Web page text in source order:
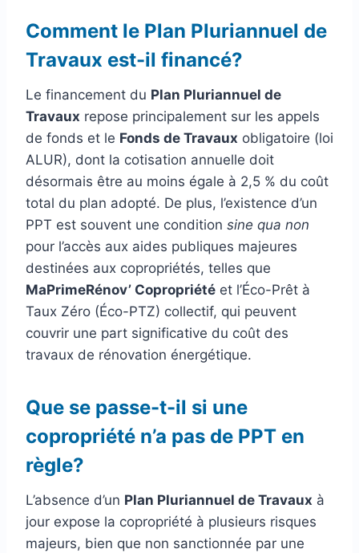
Comment le Plan Pluriannuel de
Travaux est-il financé?
Le financement du Plan Pluriannuel de
Travaux repose principalement sur les appels
de fonds et le Fonds de Travaux obligatoire (loi
ALUR), dont la cotisation annuelle doit
désormais être au moins égale à 2,5 % du coût
total du plan adopté. De plus, l’existence d’un
PPT est souvent une condition sine qua non
pour l’accès aux aides publiques majeures
destinées aux copropriétés, telles que
MaPrimeRénov’ Copropriété et l’Éco-Prêt à
Taux Zéro (Éco-PTZ) collectif, qui peuvent
couvrir une part significative du coût des
travaux de rénovation énergétique.
Que se passe-t-il si une
copropriété n’a pas de PPT en
règle?
L’absence d’un Plan Pluriannuel de Travaux à
jour expose la copropriété à plusieurs risques
majeurs, bien que non sanctionnée par une